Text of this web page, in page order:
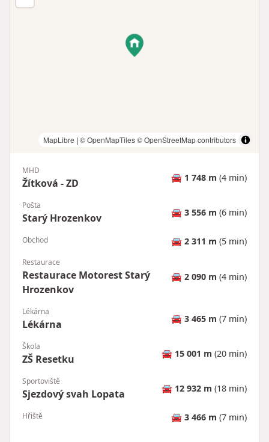
MapLibre | © OpenMapTiles© OpenStreetMap contributors
MHD
Žítková - ZD 🚘 1 748 m (4 min)
Pošta
Starý Hrozenkov 🚘 3 556 m (6 min)
Obchod 🚘 2 311 m (5 min)
Restaurace
Restaurace Motorest Starý
Hrozenkov
🚘 2 090 m (4 min)
Lékárna
Lékárna 🚘 3 465 m (7 min)
Škola
ZŠ Resetku 🚘 15 001 m (20 min)
Sportoviště
Sjezdový svah Lopata 🚘 12 932 m (18 min)
Hřiště 🚘 3 466 m (7 min)